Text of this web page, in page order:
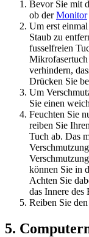
Bevor Sie mit
ob derMonitor
Um erst
Staub zu
fusselfreien
verhindern,
Drücken Sie
Um
Sie einen
Feuchten Sie
reiben Sie
Tuch ab. Das
können Sie in
Achten Sie
das Innere des
Reiben Sie
5.